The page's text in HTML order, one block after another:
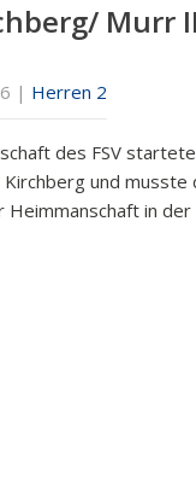
Murr
| Herren 2
des FSV
und musste
in